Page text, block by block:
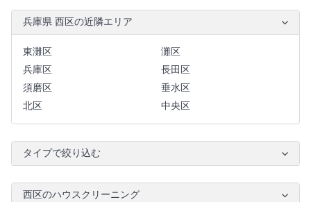
兵庫県 西区の近隣エリア
東灘区
灘区
兵庫区
長田区
須磨区
垂水区
北区
中央区
タイプで絞り込む
西区のハウスクリーニング